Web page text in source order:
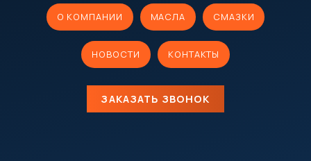
О КОМПАНИИ МАСЛА СМАЗКИ
НОВОСТИ КОНТАКТЫ
ЗАКАЗАТЬ ЗВОНОК